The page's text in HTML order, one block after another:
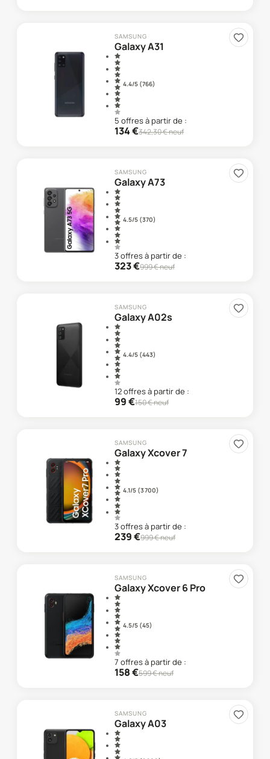
SAMSUNG
Galaxy A31
4.4/5 (766)
5 offresà partir de :
134€342,30€ neuf
SAMSUNG
Galaxy A73
4.5/5 (370)
3offresà partir de :
323€999€ neuf
SAMSUNG
Galaxy A02s
4.4/5 (443)
12offresà partir de :
99€150€ neuf
SAMSUNG
Galaxy Xcover 7
4.1/5 (3 700)
3offresà partir de :
239€999€ neuf
SAMSUNG
Galaxy Xcover 6 Pro
4.5/5 (45)
7 offresà partir de :
158€599€ neuf
SAMSUNG
Galaxy A03